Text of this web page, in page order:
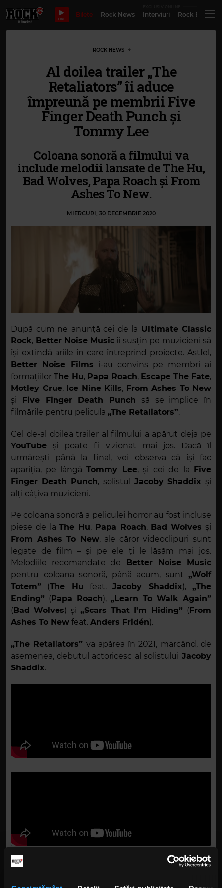
LIVE
Bilete Rock News Interviuri Rock
ROCK NEWS
Al doilea trailer „The
Retaliators” îi aduce
împreună pe membrii Five
Finger Death Punch și
Tommy Lee
Coloana sonoră a filmului va
include melodii lansate de The Hu,
Bad Wolves, Papa Roach și From
Ashes To New.
MIERCURI, 30 DECEMBRIE 2020
După cum ne anunță cei de la Ultimate Classic
Rock, Better Noise Musicîi susțin pe muzicieni să
își extindă ariile în care întreprind proiecte. Astfel,
Better Noise Films i-au convins pe membri ai
formațiilorThe Hu, Papa Roach, Escape The Fate,
Motley Crue, Ice Nine Kills, From Ashes To New
și Five Finger Death Punch să se implice în
filmările pentru pelicula „The Retaliators”.
Cel de-al doilea trailer al filmului a apărut deja pe
YouTube și poate fi vizionat mai jos. Dacă îl
urmărești până la final, vei observa că își fac
apariția, pe lângăTommy Lee, și cei de la Five
Finger Death Punch, solistul Jacoby Shaddix și
alți câțiva muzicieni.
Pe coloana sonoră a peliculei horror au fost incluse
piese de laThe Hu, Papa Roach, Bad Wolves și
From Ashes To New, ale căror videoclipuri sunt
legate de film – și pe ele ți le lăsăm mai jos.
Melodiile recomandate de Better Noise Music
pentru coloana sonoră, până acum, sunt „Wolf
Totem” (The Hu feat.Jacoby Shaddix),„The
Ending” (Papa Roach), „Learn To Walk Again”
(Bad Wolves) și„Scars That I'm Hiding” (From
Ashes To New feat. Anders Fridén).
„The Retaliators” va apărea în 2021, marcând, de
asemenea, debutul actoricesc al solistului Jacoby
Shaddix.